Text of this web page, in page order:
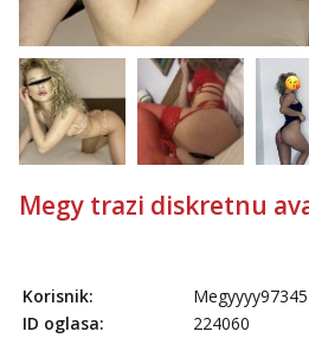
Megy trazi diskretnu
Korisnik:
Megyyyy97345
ID oglasa:
224060